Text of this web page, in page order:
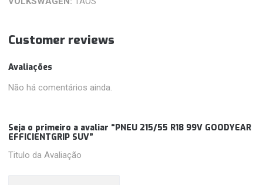
Customer reviews
Avaliações
Não há comentários ainda.
Seja o primeiro a avaliar “PNEU 215/55 R18 99V GOODYEAR
EFFICIENTGRIP SUV”
Titulo da Avaliação